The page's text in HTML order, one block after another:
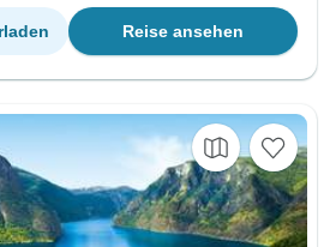
Reise ansehen